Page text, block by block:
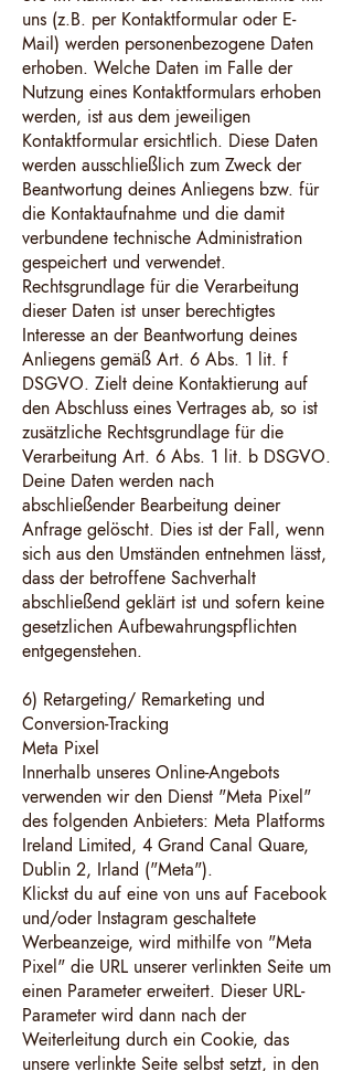
uns (z.B. per Kontaktformular oder E-
Mail) werden personenbezogene Daten
erhoben. Welche Daten im Falle der
Nutzung eines Kontaktformulars erhoben
werden, ist aus dem jeweiligen
Kontaktformular ersichtlich. Diese Daten
werden ausschließlich zum Zweck der
Beantwortung deines Anliegens bzw. für
die Kontaktaufnahme und die damit
verbundene technische Administration
gespeichert und verwendet.
Rechtsgrundlage für die Verarbeitung
dieser Daten ist unser berechtigtes
Interesse an der Beantwortung deines
Anliegens gemäß Art. 6 Abs. 1 lit. f
DSGVO. Zielt deine Kontaktierung auf
den Abschluss eines Vertrages ab, so ist
zusätzliche Rechtsgrundlage für die
Verarbeitung Art. 6 Abs. 1 lit. b DSGVO.
Deine Daten werden nach
abschließender Bearbeitung deiner
Anfrage gelöscht. Dies ist der Fall, wenn
sich aus den Umständen entnehmen lässt,
dass der betroffene Sachverhalt
abschließend geklärt ist und sofern keine
gesetzlichen Aufbewahrungspflichten
entgegenstehen.
6) Retargeting/ Remarketing und
Conversion-Tracking
Meta Pixel
Innerhalb unseres Online-Angebots
verwenden wir den Dienst "Meta Pixel"
des folgenden Anbieters: Meta Platforms
Ireland Limited, 4 Grand Canal Quare,
Dublin 2, Irland ("Meta").
Klickst du auf eine von uns auf Facebook
und/oder Instagram geschaltete
Werbeanzeige, wird mithilfe von "Meta
Pixel" die URL unserer verlinkten Seite um
einen Parameter erweitert. Dieser URL-
Parameter wird dann nach der
Weiterleitung durch ein Cookie, das
unsere verlinkte Seite selbst setzt, in den